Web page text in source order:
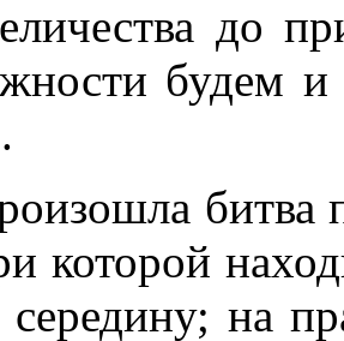
до
будем
битва
которой
середину; на